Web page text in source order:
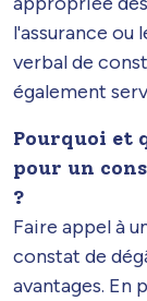
l'assurance ou
verbal de
également
Pourquoi et
pour un
?
Faire appel à
constat de
avantages. En